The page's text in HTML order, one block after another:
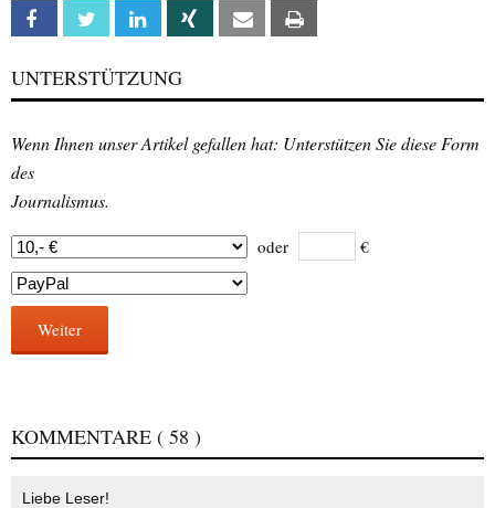
Facebook Twitter Linkedin Xing Email
UNTERSTÜTZUNG
Wenn Ihnen unser Artikel gefallen hat: Unterstützen Sie diese Form
des
Journalismus.
oder €
Weiter
KOMMENTARE ( 58 )
Liebe Leser!